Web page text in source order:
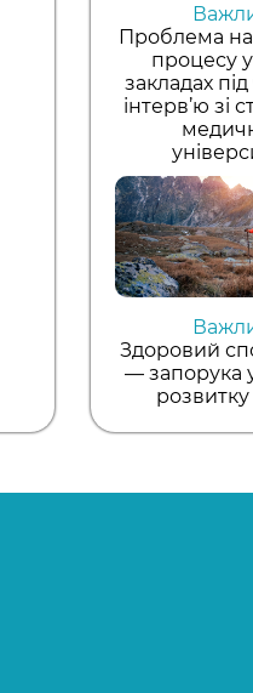
Проблема
процесу
закладах
інтерв’ю зі
Здоровий
— запорука
розвитку